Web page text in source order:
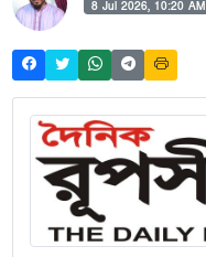
8 Jul 2026, 10:20 AM